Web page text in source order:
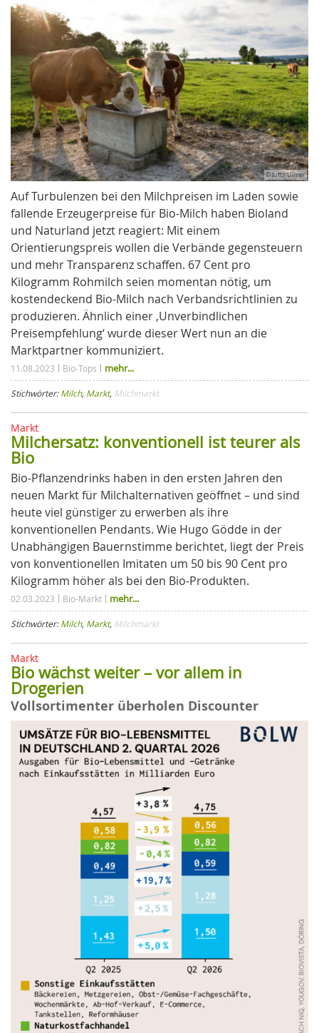
© Jutta Ulmer
Auf Turbulenzen bei den Milchpreisen im Laden sowie
fallende Erzeugerpreise für Bio-Milch haben Bioland
und Naturland jetzt reagiert: Mit einem
Orientierungspreis wollen die Verbände gegensteuern
und mehr Transparenz schaffen. 67 Cent pro
Kilogramm Rohmilch seien momentan nötig, um
kostendeckend Bio-Milch nach Verbandsrichtlinien zu
produzieren. Ähnlich einer ‚Unverbindlichen
Preisempfehlung‘ wurde dieser Wert nun an die
Marktpartner kommuniziert.
11.08.2023 Bio-Tops mehr...
Stichwörter:Milch, Markt, Milchmarkt
Markt
Milchersatz: konventionell ist teurer als
Bio
Bio-Pflanzendrinks haben in den ersten Jahren den
neuen Markt für Milchalternativen geöffnet – und sind
heute viel günstiger zu erwerben als ihre
konventionellen Pendants. Wie Hugo Gödde in der
Unabhängigen Bauernstimme berichtet, liegt der Preis
von konventionellen Imitaten um 50 bis 90 Cent pro
Kilogramm höher als bei den Bio-Produkten.
02.03.2023 Bio-Markt mehr...
Stichwörter:Milch, Markt, Milchmarkt
Markt
Bio wächst weiter – vor allem in
Drogerien
Vollsortimenter überholen Discounter